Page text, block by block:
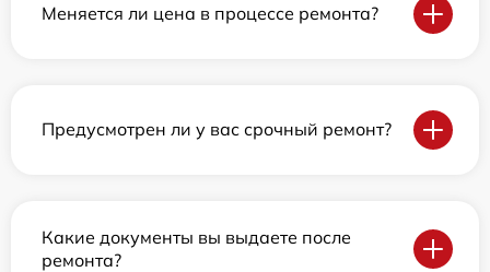
Меняется ли цена в процессе ремонта?
Предусмотрен ли у вас срочный ремонт?
Какие документы вы выдаете после
ремонта?